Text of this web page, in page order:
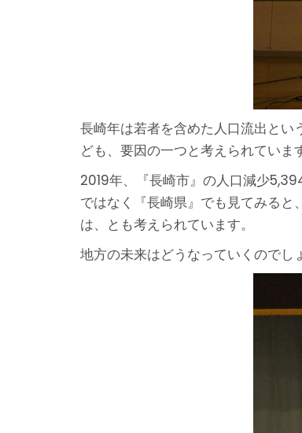
長崎年は若者を含めた人口流出とい
ども、要因の一つと考えられていま
2019年、『長崎市』の人口減少
ではなく『長崎県』でも見てみる
は、とも考えられています。
地方の未来はどうなっていくのでし